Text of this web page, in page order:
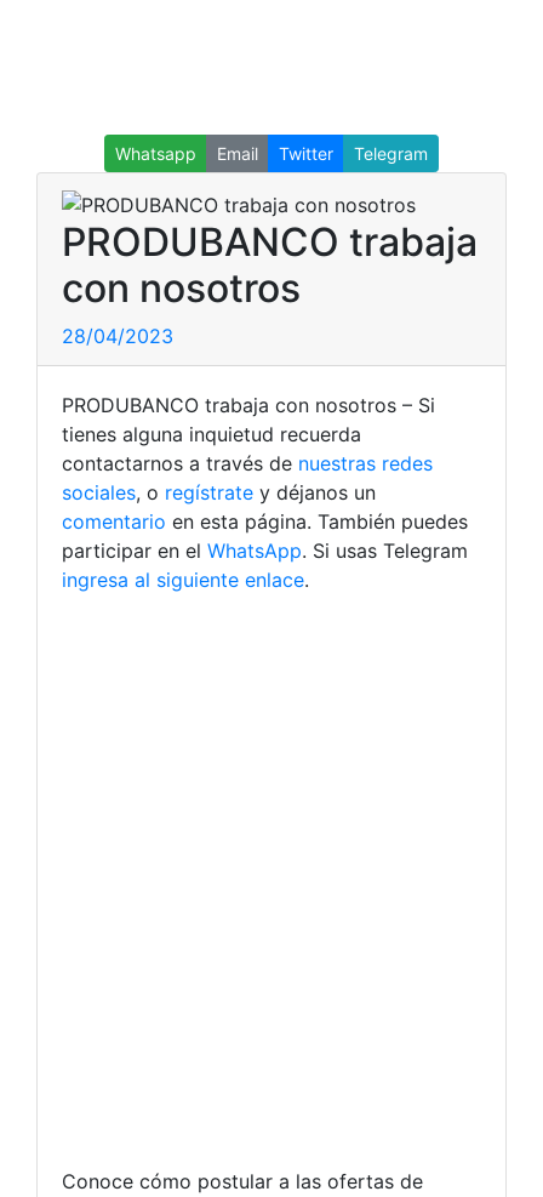
Whatsapp Email Twitter Telegram
PRODUBANCO trabaja
con nosotros
28/04/2023
PRODUBANCO trabaja con nosotros – Si
tienes alguna inquietud recuerda
contactarnos a través de nuestras redes
sociales, o regístrate y déjanos un
comentario en esta página. También puedes
participar en el WhatsApp. Si usas Telegram
ingresa al siguiente enlace.
Conoce cómo postular a las ofertas de